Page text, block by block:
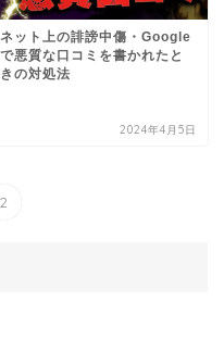
ネット上の誹謗中傷・Google
で悪質な口コミを書かれたと
きの対処法
2024年4月5日
2